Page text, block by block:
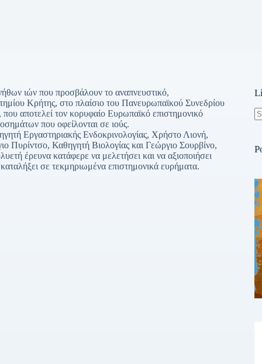
ιών που προσβάλουν το αναπνευστικό,
Κρήτης, στο πλαίσιο του Πανευρωπαϊκού Συνεδρίου
αποτελεί τον κορυφαίο Ευρωπαϊκό επιστημονικό
που οφείλονται σε ιούς.
Εργαστηριακής Ενδοκρινολογίας, Χρήστο Λιονή,
Πυρίντσο, Καθηγητή Βιολογίας και Γεώργιο Σουρβίνο,
έρευνα κατάφερε να μελετήσει και να αξιοποιήσει
σε τεκμηριωμένα επιστημονικά ευρήματα.